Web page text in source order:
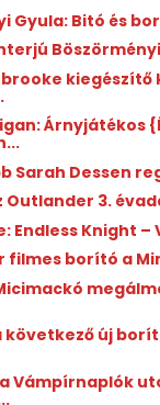
Gyula: Bitó ​és
kiegészítő
Árnyjátékos
Sarah Dessen
Outlander 3.
Endless ​Knight –
filmes borító a
következő új
Vámpírnaplók